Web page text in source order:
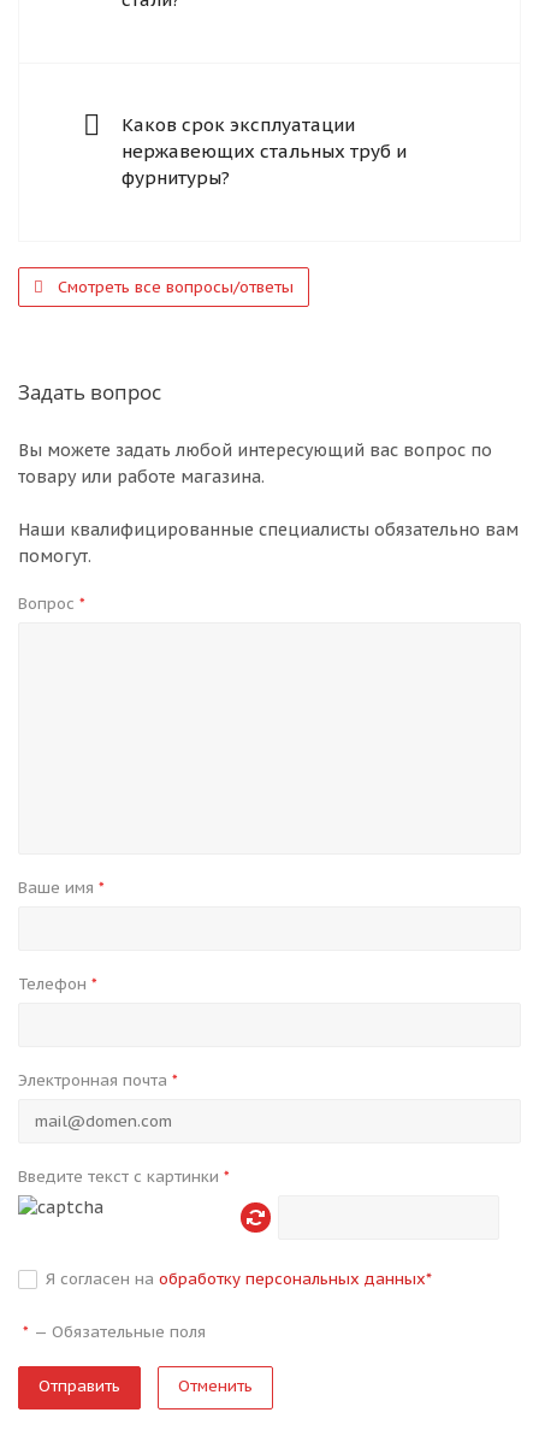
Каков срок эксплуатации
нержавеющих стальных труб и
фурнитуры?
Смотреть все вопросы/ответы
Задать вопрос
Вы можете задать любой интересующий вас вопрос по
товару или работе магазина.
Наши квалифицированные специалисты обязательно вам
помогут.
Вопрос *
Ваше имя *
Телефон *
Электронная почта *
Введите текст с картинки *
Я согласен на обработку персональных данных*
* — Обязательные поля
Отменить